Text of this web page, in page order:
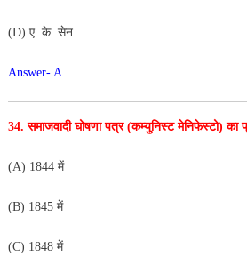
(D) ए. के. सेन
Answer- A
34. समाजवादी घोषणा पत्र (कम्युनिस्ट मेनिफेस्टो)
(A) 1844 में
(B) 1845 में
(C) 1848 में